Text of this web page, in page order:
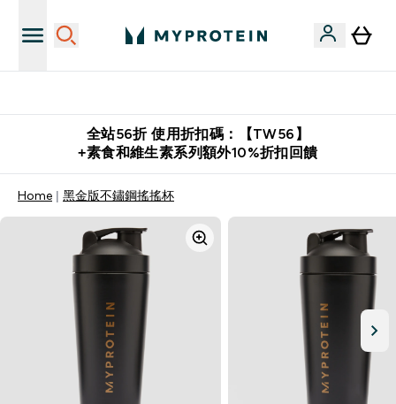
全站56折 使用折扣碼：【TW56】
+素食和維生素系列額外10%折扣回饋
Home 黑金版不鏽鋼搖搖杯